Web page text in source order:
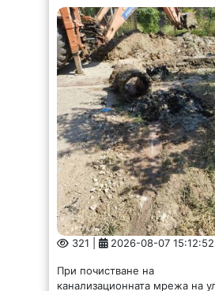
321 | 2026-08-07 15:12:52
При почистване на
канализационната мрежа на